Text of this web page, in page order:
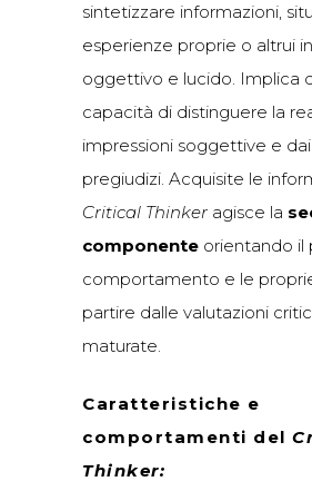
sintetizzare informazioni,
esperienze proprie o altrui
oggettivo e lucido. Implica
capacità di distinguere la
impressioni soggettive e
pregiudizi. Acquisite le
Critical Thinker agisce la
componente orientando il
comportamento e le
partire dalle valutazioni
maturate.
Caratteristiche e
comportamenti del
Thinker: